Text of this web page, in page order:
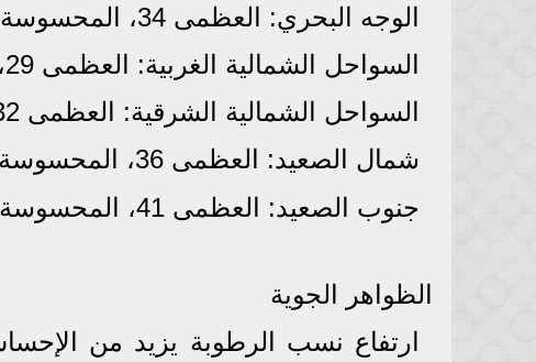
​الوجه البحري: العظمى 34، المحسوسة 36.
​السواحل الشمالية الغربية: العظمى 29، المحسوسة 32.
​السواحل الشمالية الشرقية: العظمى 32، المحسوسة 35.
​شمال الصعيد: العظمى 36، المحسوسة 38.
​جنوب الصعيد: العظمى 41، المحسوسة 42.
الظواهر الجوية